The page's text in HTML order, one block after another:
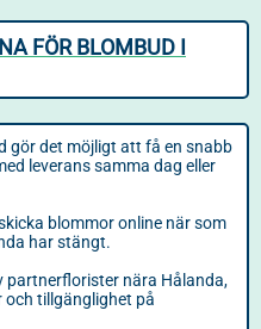
FÖR BLOMBUD I
gör det möjligt att få en snabb
leverans samma dag eller
blommor online när som
har stängt.
partnerflorister nära Hålanda,
tillgänglighet på